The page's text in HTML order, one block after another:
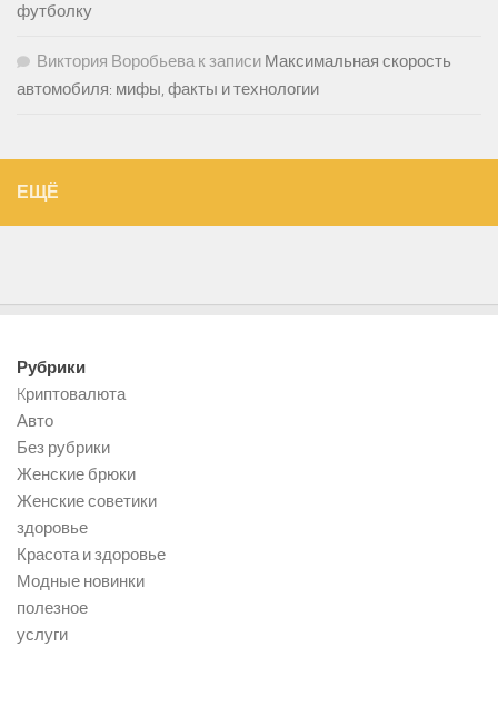
футболку
Виктория Воробьевак записи Максимальная скорость
автомобиля: мифы, факты и технологии
ЕЩЁ
Рубрики
Kриптовалюта
Авто
Без рубрики
Женские брюки
Женские советики
здоровье
Красота и здоровье
Модные новинки
полезное
услуги